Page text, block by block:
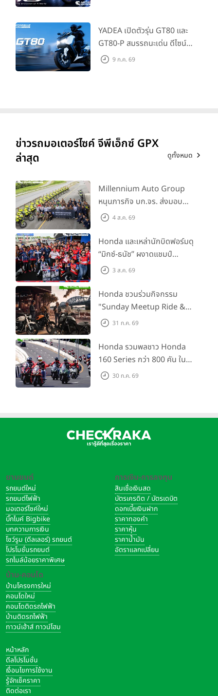
YADEA เปิดตัวรุ่น GT80 และ
GT80-P สมรรถนะเด่น ดีไซน์หรู
ปลอดภัย ราคาเข้าถึงง่าย จด
9 ก.ค. 69
ข่าวรถมอเตอร์ไซค์ จีพีเอ็กซ์ GPX
ล่าสุด
ดูทั้งหมด
Millennium Auto Group
หนุนภารกิจ บก.จร. ส่งมอบ
BMW R 1300 GS และ F 900
พร้อม ยกระดับทักษะการขับขี่
เสริมศักยภาพตำรวจจราจร
4 ส.ค. 69
Honda และเหล่านักบิดฟอร์มดุ
“มิกซ์-ธนัช” ผงาดแชมป์
SS600 2 สนามติด “ข้าวกล้อง”
สนาม 2
3 ส.ค. 69
Honda ชวนร่วมกิจกรรม
"Sunday Meetup Ride &
Soul" จิบกาแฟ พูดคุย แลก
กัน 16 ส.ค. นี้
31 ก.ค. 69
Honda รวมพลชาว Honda
160 Series กว่า 800 คัน ใน
งาน “THE ONE-SIXTI-ER ตัว
30 ก.ค. 69
ยานยนต์
รถยนต์ใหม่
รถยนต์ไฟฟ้า
มอเตอร์ไซค์ใหม่
บิ๊กไบค์ Bigbike
บทความการเงิน
โชว์รูม (ดีลเลอร์) รถยนต์
โปรโมชั่นรถยนต์
รถไมล์น้อยราคาพิเศษ
บ้าน-คอนโด
บ้านโครงการใหม่
คอนโดใหม่
คอนโดติดรถไฟฟ้า
บ้านติดรถไฟฟ้า
ทาวน์เฮ้าส์ ทาวน์โฮม
การเงิน-การลงทุน
สินเชื่อเงินสด
บัตรเครดิต / บัตรเดบิต
ดอกเบี้ยเงินฝาก
ราคาทองคำ
ราคาหุ้น
ราคาน้ำมัน
อัตราแลกเปลี่ยน
หน้าหลัก
ดีลโปรโมชั่น
เงื่อนไขการใช้งาน
รู้จักเช็คราคา
ติดต่อเรา